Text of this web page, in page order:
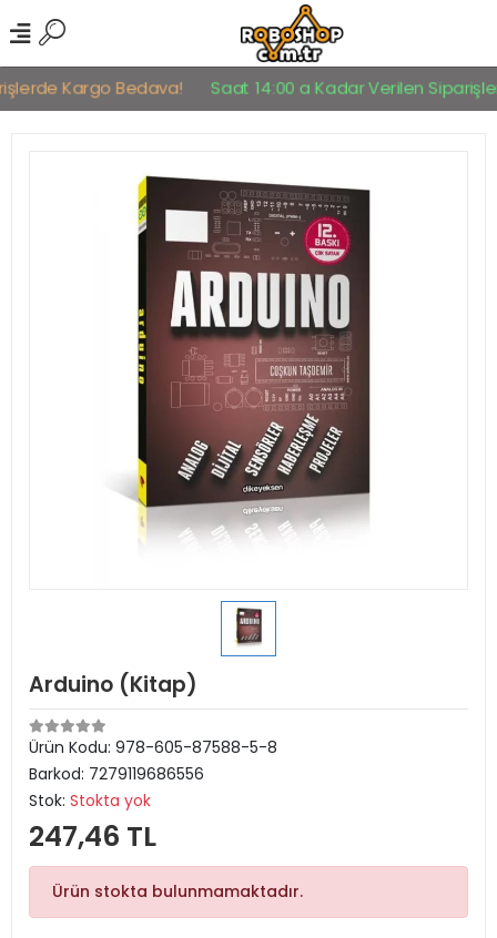
Kargo Bedava! Saat 14:00 a Kadar Verilen Siparişler
Arduino (Kitap)
Ürün Kodu: 978-605-87588-5-8
Barkod: 7279119686556
Stok: Stokta yok
247,46 TL
Ürün stokta bulunmamaktadır.